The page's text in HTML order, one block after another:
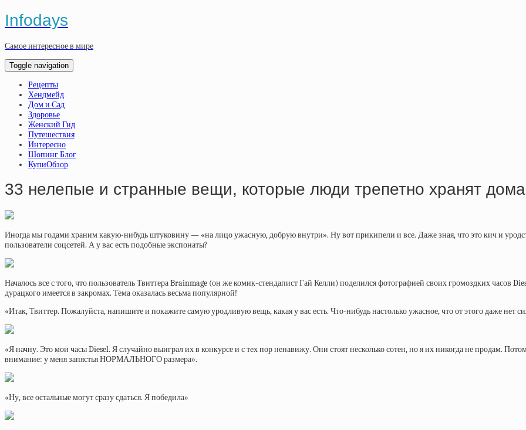
Infodays
Самое интересное в мире
Toggle navigation
Рецепты
Хендмейд
Дом и Сад
Здоровье
Женский Гид
Путешествия
Интересно
Шопинг Блог
КупиОбзор
33 нелепые и странные вещи, которые люди трепетно хранят дома
Иногда мы годами храним какую-нибудь штуковину — «на лицо ужасную, добрую внутри». Ну вот прикипели и все. Даже зная, что это кич и
пользователи соцсетей. А у вас есть подобные экспонаты?
Началось все с того, что пользователь Твиттера Brainmage (он же комик-стендапист Гай Келли) поделился фотографией своих громоздких часов
дурацкого имеется в закромах. Тема оказалась весьма популярной!
«Итак, Твиттер. Пожалуйста, напишите и покажите самую уродливую вещь, какая у вас есть. Что-нибудь настолько ужасное, что от этого даже нет
«Я начну. Это мои часы Diesel. Я случайно выиграл их в конкурсе и с тех пор ненавижу. Они стоят несколько сотен, но я их никогда не продам.
внимание: у меня запястья НОРМАЛЬНОГО размера».
«Ну, все остальные могут сразу сдаться. Я победила»